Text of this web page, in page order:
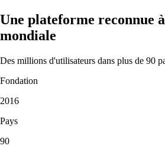
Une plateforme reconnue
mondiale
Des millions d'utilisateurs dans plus de 90
Fondation
2016
Pays
90